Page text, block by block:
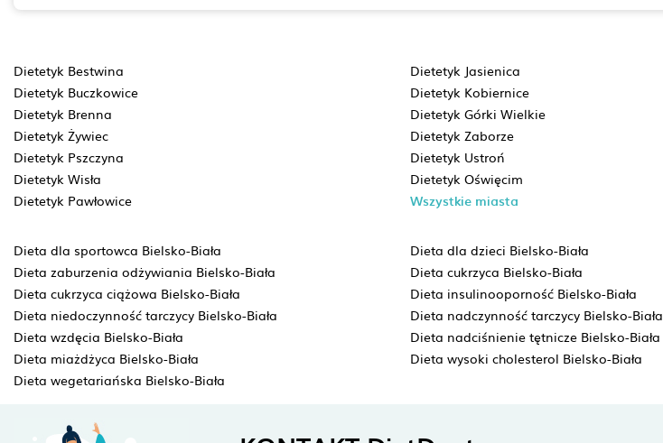
Dietetyk Bestwina Dietetyk Jasienica
Dietetyk Buczkowice
Dietetyk Kobiernice
Dietetyk Brenna
Dietetyk Górki Wielkie
Dietetyk Żywiec
Dietetyk Zaborze
Dietetyk Pszczyna
Dietetyk Ustroń
Dietetyk Wisła
Dietetyk Oświęcim
Dietetyk Pawłowice
Wszystkie miasta
Dieta dla sportowca Bielsko-Biała Dieta dla dzieci Bielsko-Biała
Dieta zaburzenia odżywiania Bielsko-Biała
Dieta cukrzyca Bielsko-Biała
Dieta cukrzyca ciążowa Bielsko-Biała
Dieta insulinooporność Bielsko-Biała
Dieta niedoczynność tarczycy Bielsko-Biała
Dieta nadczynność tarczycy Bielsko-Biała
Dieta wzdęcia Bielsko-Biała
Dieta nadciśnienie tętnicze Bielsko-Biała
Dieta miażdżyca Bielsko-Biała
Dieta wysoki cholesterol Bielsko-Biała
Dieta wegetariańska Bielsko-Biała